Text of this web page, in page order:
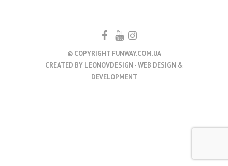
© COPYRIGHT FUNWAY.COM.UA
CREATED BY LEONOVDESIGN - WEB DESIGN &
DEVELOPMENT